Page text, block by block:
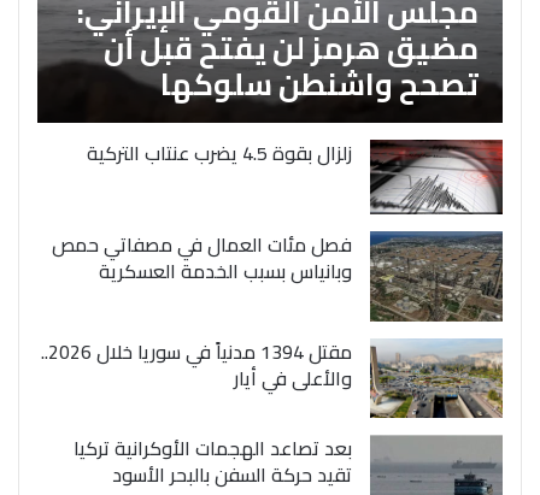
مضيق هرمز لن يفتح قبل أن
تصحح واشنطن سلوكها
زلزال بقوة 4.5 يضرب عنتاب التركية
فصل مئات العمال في مصفاتي حمص
وبانياس بسبب الخدمة العسكرية
مقتل 1394 مدنياً في سوريا خلال 2026..
والأعلى في أيار
بعد تصاعد الهجمات الأوكرانية تركيا
تقيد حركة السفن بالبحر الأسود